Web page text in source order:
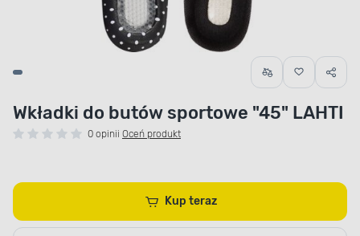
Wkładki do butów sportowe "45" LAHTI
0 opinii Oceń produkt
Kup teraz